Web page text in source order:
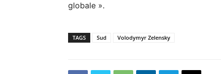
globale ».
TAGS Sud Volodymyr Zelensky